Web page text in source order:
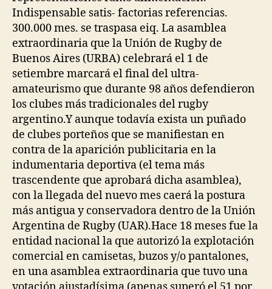
Indispensable satis- factorias referencias.
300.000 mes. se traspasa eiq. La asamblea
extraordinaria que la Unión de Rugby de
Buenos Aires (URBA) celebrará el 1 de
setiembre marcará el final del ultra-
amateurismo que durante 98 años defendieron
los clubes más tradicionales del rugby
argentino.Y aunque todavía exista un puñado
de clubes porteños que se manifiestan en
contra de la aparición publicitaria en la
indumentaria deportiva (el tema más
trascendente que aprobará dicha asamblea),
con la llegada del nuevo mes caerá la postura
más antigua y conservadora dentro de la Unión
Argentina de Rugby (UAR).Hace 18 meses fue la
entidad nacional la que autorizó la explotación
comercial en camisetas, buzos y/o pantalones,
en una asamblea extraordinaria que tuvo una